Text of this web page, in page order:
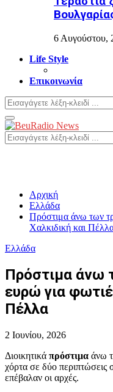
6 Αυγούστου,
Life Style
Επικοινωνία
Search
for:
Primary
Menu
Search
for:
Αρχική
Ελλάδα
Πρόστιμα άνω των
Χαλκιδική και
Ελλάδα
Πρόστιμα άνω
ευρώ για
Πέλλα
2 Ιουνίου, 2026
Διοικητικά πρόστιμα άνω
χόρτα σε δύο περιπτώσεις
επέβαλαν οι αρχές.